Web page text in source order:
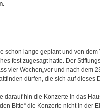
schon lange geplant und von
fest zugesagt hatte. Der
vier Wochen„vor und nach dem
dürfen, die sich auf dieses
darauf hin die Konzerte in das
Bitte“ die Konzerte nicht in der